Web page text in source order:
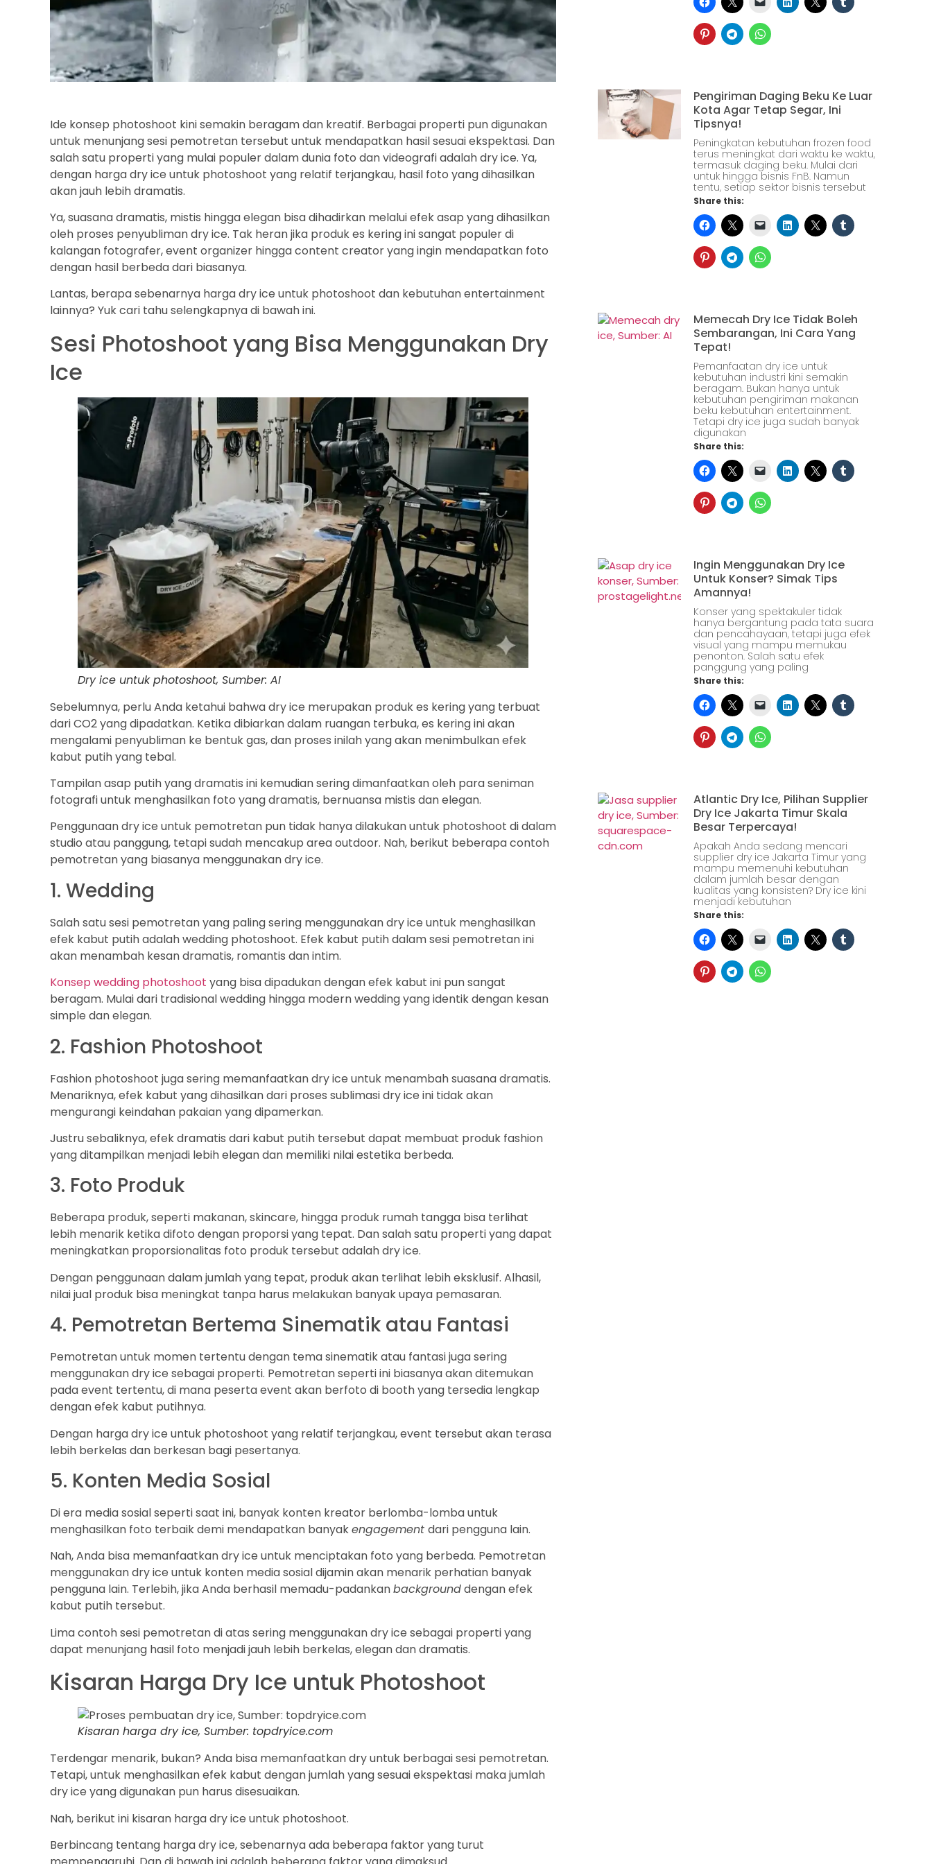
Ide konsep photoshoot kini semakin beragam dan kreatif. Berbagai properti pun digunakan
untuk menunjang sesi pemotretan tersebut untuk mendapatkan hasil sesuai ekspektasi. Dan
salah satu properti yang mulai populer dalam dunia foto dan videografi adalah dry ice. Ya,
dengan harga dry ice untuk photoshoot yang relatif terjangkau, hasil foto yang dihasilkan
akan jauh lebih dramatis.
Ya, suasana dramatis, mistis hingga elegan bisa dihadirkan melalui efek asap yang dihasilkan
oleh proses penyubliman dry ice. Tak heran jika produk es kering ini sangat populer di
kalangan fotografer, event organizer hingga content creator yang ingin mendapatkan foto
dengan hasil berbeda dari biasanya.
Lantas, berapa sebenarnya harga dry ice untuk photoshoot dan kebutuhan entertainment
lainnya? Yuk cari tahu selengkapnya di bawah ini.
Sesi Photoshoot yang Bisa Menggunakan Dry
Ice
Dry ice untuk photoshoot, Sumber: AI
Sebelumnya, perlu Anda ketahui bahwa dry ice merupakan produk es kering yang terbuat
dari CO2 yang dipadatkan. Ketika dibiarkan dalam ruangan terbuka, es kering ini akan
mengalami penyubliman ke bentuk gas, dan proses inilah yang akan menimbulkan efek
kabut putih yang tebal.
Tampilan asap putih yang dramatis ini kemudian sering dimanfaatkan oleh para seniman
fotografi untuk menghasilkan foto yang dramatis, bernuansa mistis dan elegan.
Penggunaan dry ice untuk pemotretan pun tidak hanya dilakukan untuk photoshoot di dalam
studio atau panggung, tetapi sudah mencakup area outdoor. Nah, berikut beberapa contoh
pemotretan yang biasanya menggunakan dry ice.
1. Wedding
Salah satu sesi pemotretan yang paling sering menggunakan dry ice untuk menghasilkan
efek kabut putih adalah wedding photoshoot. Efek kabut putih dalam sesi pemotretan ini
akan menambah kesan dramatis, romantis dan intim.
Konsep wedding photoshoot yang bisa dipadukan dengan efek kabut ini pun sangat
beragam. Mulai dari tradisional wedding hingga modern wedding yang identik dengan kesan
simple dan elegan.
2. Fashion Photoshoot
Fashion photoshoot juga sering memanfaatkan dry ice untuk menambah suasana dramatis.
Menariknya, efek kabut yang dihasilkan dari proses sublimasi dry ice ini tidak akan
mengurangi keindahan pakaian yang dipamerkan.
Justru sebaliknya, efek dramatis dari kabut putih tersebut dapat membuat produk fashion
yang ditampilkan menjadi lebih elegan dan memiliki nilai estetika berbeda.
3. Foto Produk
Beberapa produk, seperti makanan, skincare, hingga produk rumah tangga bisa terlihat
lebih menarik ketika difoto dengan proporsi yang tepat. Dan salah satu properti yang dapat
meningkatkan proporsionalitas foto produk tersebut adalah dry ice.
Dengan penggunaan dalam jumlah yang tepat, produk akan terlihat lebih eksklusif. Alhasil,
nilai jual produk bisa meningkat tanpa harus melakukan banyak upaya pemasaran.
4. Pemotretan Bertema Sinematik atau Fantasi
Pemotretan untuk momen tertentu dengan tema sinematik atau fantasi juga sering
menggunakan dry ice sebagai properti. Pemotretan seperti ini biasanya akan ditemukan
pada event tertentu, di mana peserta event akan berfoto di booth yang tersedia lengkap
dengan efek kabut putihnya.
Dengan harga dry ice untuk photoshoot yang relatif terjangkau, event tersebut akan terasa
lebih berkelas dan berkesan bagi pesertanya.
5. Konten Media Sosial
Di era media sosial seperti saat ini, banyak konten kreator berlomba-lomba untuk
menghasilkan foto terbaik demi mendapatkan banyakengagement dari pengguna lain.
Nah, Anda bisa memanfaatkan dry ice untuk menciptakan foto yang berbeda. Pemotretan
menggunakan dry ice untuk konten media sosial dijamin akan menarik perhatian banyak
pengguna lain. Terlebih, jika Anda berhasil memadu-padankanbackgrounddengan efek
kabut putih tersebut.
Lima contoh sesi pemotretan di atas sering menggunakan dry ice sebagai properti yang
dapat menunjang hasil foto menjadi jauh lebih berkelas, elegan dan dramatis.
Kisaran Harga Dry Ice untuk Photoshoot
Kisaran harga dry ice, Sumber: topdryice.com
Terdengar menarik, bukan? Anda bisa memanfaatkan dry untuk berbagai sesi pemotretan.
Tetapi, untuk menghasilkan efek kabut dengan jumlah yang sesuai ekspektasi maka jumlah
dry ice yang digunakan pun harus disesuaikan.
Nah, berikut ini kisaran harga dry ice untuk photoshoot.
Berbincang tentang harga dry ice, sebenarnya ada beberapa faktor yang turut
Pengiriman Daging Beku Ke Luar
Kota Agar Tetap Segar, Ini
Tipsnya!
Peningkatan kebutuhan frozen food
terus meningkat dari waktu ke waktu,
termasuk daging beku. Mulai dari
untuk hingga bisnis FnB. Namun
tentu, setiap sektor bisnis tersebut
Share this:
Memecah Dry Ice Tidak Boleh
Sembarangan, Ini Cara Yang
Tepat!
Pemanfaatan dry ice untuk
kebutuhan industri kini semakin
beragam. Bukan hanya untuk
kebutuhan pengiriman makanan
beku kebutuhan entertainment.
Tetapi dry ice juga sudah banyak
digunakan
Share this:
Ingin Menggunakan Dry Ice
Untuk Konser? Simak Tips
Amannya!
Konser yang spektakuler tidak
hanya bergantung pada tata suara
dan pencahayaan, tetapi juga efek
visual yang mampu memukau
penonton. Salah satu efek
panggung yang paling
Share this:
Atlantic Dry Ice, Pilihan Supplier
Dry Ice Jakarta Timur Skala
Besar Terpercaya!
Apakah Anda sedang mencari
supplier dry ice Jakarta Timur yang
mampu memenuhi kebutuhan
dalam jumlah besar dengan
kualitas yang konsisten? Dry ice kini
menjadi kebutuhan
Share this: